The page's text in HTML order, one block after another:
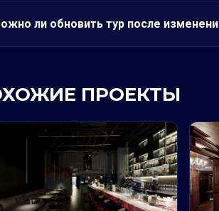
ли обновить тур после
ПРОЕКТЫ